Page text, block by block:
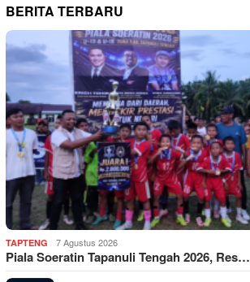
BERITA TERBARU
TAPTENG 7 Agustus 2026
Piala Soeratin Tapanuli Tengah 2026, Res…